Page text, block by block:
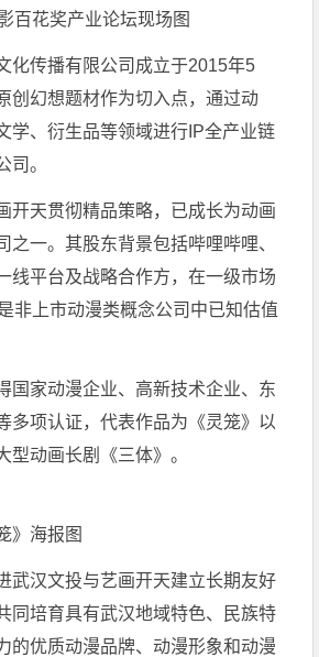
百花奖产业论坛现场图
化传播有限公司成立于2015年5
创幻想题材作为切入点，通过动
学、衍生品等领域进行IP全产业链
司。
开天贯彻精品策略，已成长为动画
之一。其股东背景包括哔哩哔哩、
线平台及战略合作方，在一级市场
非上市动漫类概念公司中已知估值
国家动漫企业、高新技术企业、东
多项认证，代表作品为《灵笼》以
型动画长剧《三体》。
》海报图
武汉文投与艺画开天建立长期友好
同培育具有武汉地域特色、民族特
的优质动漫品牌、动漫形象和动漫